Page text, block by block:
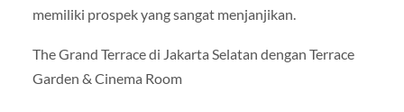
memiliki prospek yang sangat menjanjikan.
The Grand Terrace di Jakarta Selatan dengan Terrace
Garden & Cinema Room